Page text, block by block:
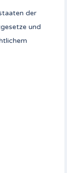
der
und